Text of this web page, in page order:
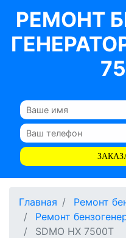
РЕМОНТ
Главная
Ремонт
Ремонт
SDMO HX 7500T